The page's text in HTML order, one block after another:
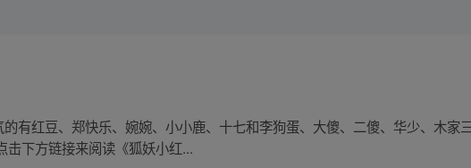
有红豆、郑快乐、婉婉、小小鹿、十七和李狗蛋、大傻、二傻、华少、木家
击下方链接来阅读《狐妖小红...